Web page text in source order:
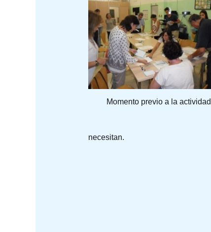
Momento previo a la actividad
necesitan.